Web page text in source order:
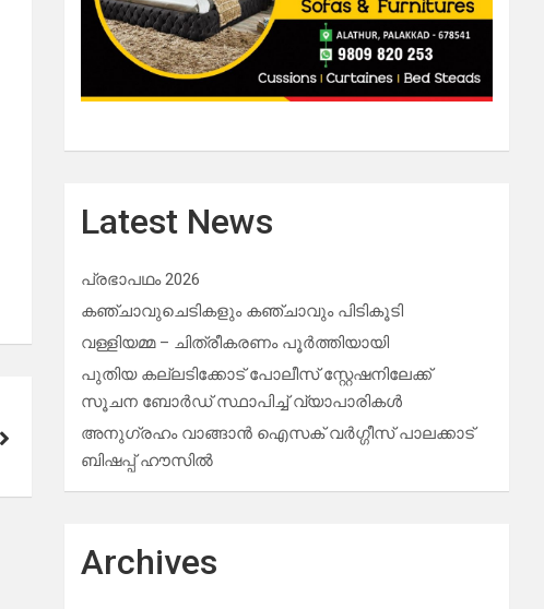
Latest News
പ്രഭാപഥം 2026
കഞ്ചാവുചെടികളും കഞ്ചാവും പിടികൂടി
വള്ളിയമ്മ – ചിത്രീകരണം പൂർത്തിയായി
പുതിയ കല്ലടിക്കോട് പോലീസ് സ്റ്റേഷനിലേക്ക്
സൂചന ബോർഡ് സ്ഥാപിച്ച് വ്യാപാരികൾ
അനുഗ്രഹം വാങ്ങാൻ ഐസക് വര്‍ഗ്ഗീസ് പാലക്കാട്
ബിഷപ്പ് ഹൗസില്‍
Archives